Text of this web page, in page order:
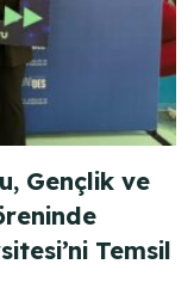
Gençlik ve
Temsil